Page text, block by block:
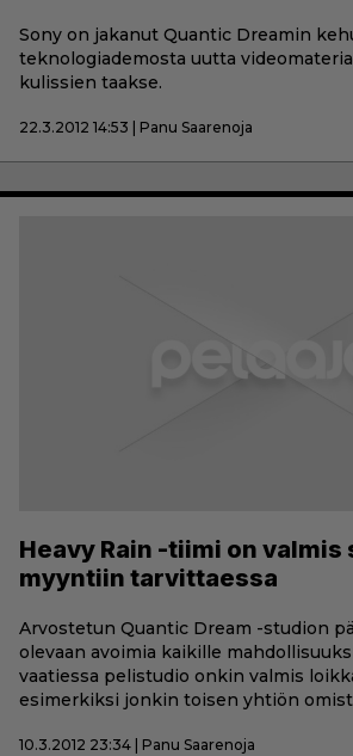
Sony on jakanut Quantic Dreamin
teknologiademosta uutta
kulissien taakse.
22.3.2012 14:53 | Panu Saarenoja
Heavy Rain -tiimi on
myyntiin tarvittaessa
Arvostetun Quantic Dream -studion
olevaan avoimia kaikille
vaatiessa pelistudio onkin valmis
esimerkiksi jonkin toisen yhtiön
10.3.2012 23:34 | Panu Saarenoja